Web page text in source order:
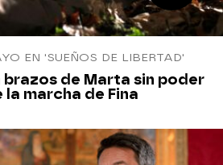
EN 'SUEÑOS DE LIBERTAD'
brazos de Marta sin poder
marcha de Fina